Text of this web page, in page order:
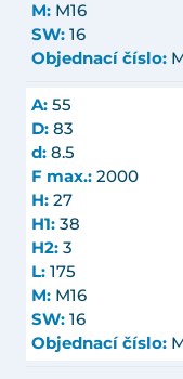
M: M16
SW: 16
Objednací číslo:
A: 55
D: 83
d: 8.5
F max.: 2000
H: 27
H1: 38
H2: 3
L: 175
M: M16
SW: 16
Objednací číslo: